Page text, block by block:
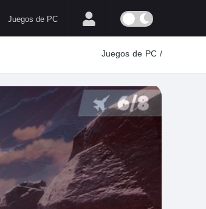
Juegos de PC
Juegos de PC/